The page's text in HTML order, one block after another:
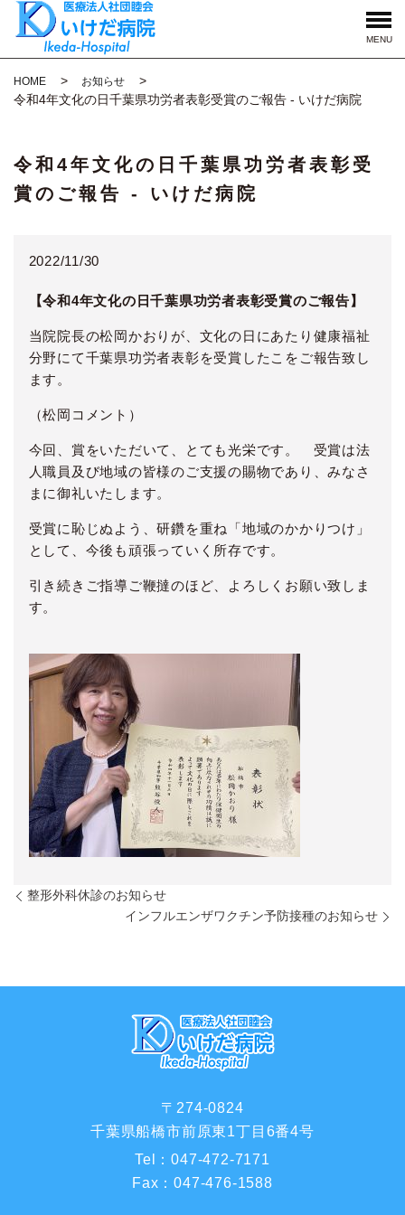
MENU
HOME お知らせ
令和4年文化の日千葉県功労者表彰受賞のご報告 - いけだ病院
令和4年文化の日千葉県功労者表彰受
賞のご報告 - いけだ病院
2022/11/30
【令和4年文化の日千葉県功労者表彰受賞のご報告】
当院院長の松岡かおりが、文化の日にあたり健康福祉
分野にて千葉県功労者表彰を受賞したこをご報告致し
ます。
（松岡コメント）
今回、賞をいただいて、とても光栄です。 受賞は法
人職員及び地域の皆様のご支援の賜物であり、みなさ
まに御礼いたします。
受賞に恥じぬよう、研鑽を重ね「地域のかかりつけ」
として、今後も頑張っていく所存です。
引き続きご指導ご鞭撻のほど、よろしくお願い致しま
す。
整形外科休診のお知らせ
インフルエンザワクチン予防接種のお知らせ
〒274-0824
千葉県船橋市前原東1丁目6番4号
Tel：047-472-7171
Fax：047-476-1588